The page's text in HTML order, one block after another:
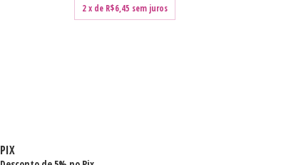
2x de R$6,45 sem juros
PIX